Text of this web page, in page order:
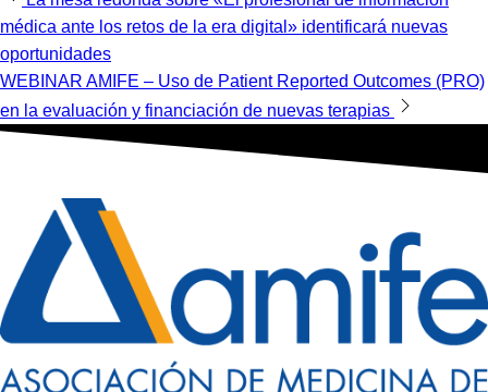
de
entradas
médica ante los retos de la era digital» identificará nuevas
oportunidades
WEBINAR AMIFE – Uso de Patient Reported Outcomes (PRO)
en la evaluación y financiación de nuevas terapias